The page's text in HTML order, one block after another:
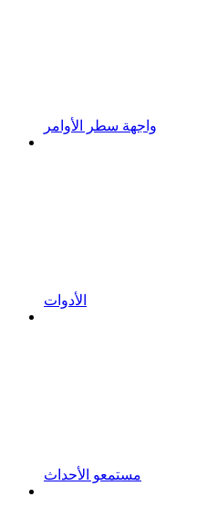
واجهة سطر الأوامر
الأدوات
مستمعو الأحداث